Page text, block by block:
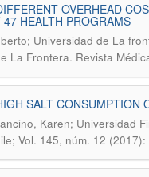
OVERHEAD
HEALTH PROGRAMS
Universidad de La
La Frontera. Revista
SALT CONSUMPTION
Karen; Universidad
Vol. 145, núm. 12 (2017):